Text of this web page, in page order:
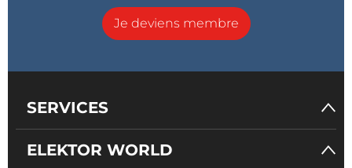
Je deviens membre
SERVICES
ELEKTOR WORLD